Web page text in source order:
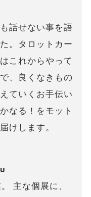
話せない事を語
。タロットカー
これからやって
、良くなきもの
ていくお手伝い
なる！をモット
けします。
主な個展に、